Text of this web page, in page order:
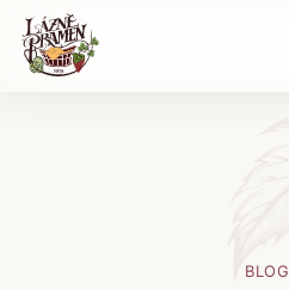
BLOG